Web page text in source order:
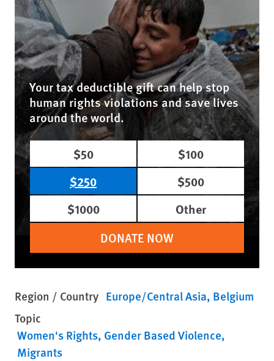
Your tax deductible gift can help stop
human rights violations and save lives
around the world.
$50
$100
$250
$500
$1000
Other
DONATE NOW
Region / Country Europe/Central Asia Belgium
Topic
Women's Rights Gender Based Violence
Migrants